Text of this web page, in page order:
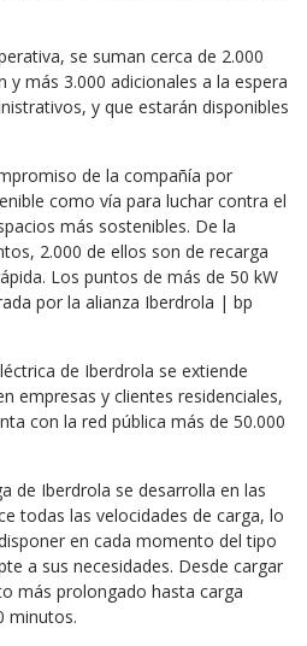
se suman cerca de 2.000
más 3.000 adicionales a la espera
y que estarán disponibles
de la compañía por
como vía para luchar contra el
más sostenibles. De la
2.000 de ellos son de recarga
Los puntos de más de 50 kW
por la alianza Iberdrola | bp
de Iberdrola se extiende
empresas y clientes residenciales,
con la red pública más de 50.000
de Iberdrola se desarrolla en las
todas las velocidades de carga, lo
en cada momento del tipo
a sus necesidades. Desde cargar
más prolongado hasta carga
minutos.